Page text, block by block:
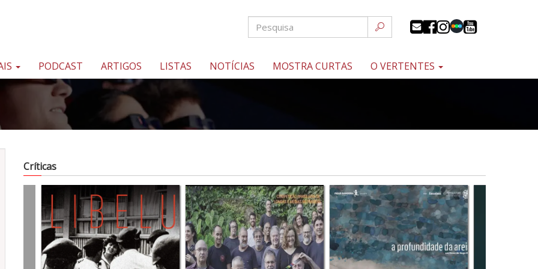
PODCAST ARTIGOS LISTAS NOTÍCIAS MOSTRA CURTAS O VERTENTES
Críticas